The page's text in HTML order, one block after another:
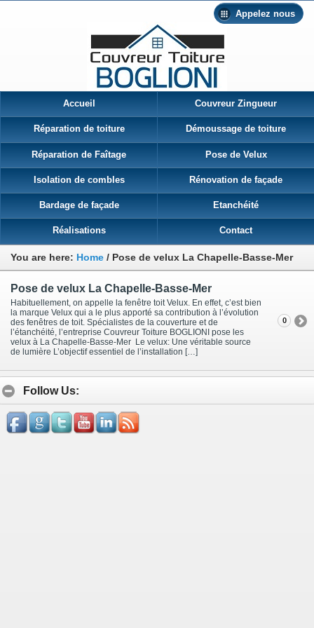
Appelez nous
Accueil Couvreur Zingueur
Réparation de toiture Démoussage de toiture
Réparation de Faîtage Pose de Velux
Isolation de combles Rénovation de façade
Bardage de façade Etanchéité
Réalisations Contact
You are here: Home / Pose de velux La Chapelle-Basse-Mer
Pose de velux La Chapelle-Basse-Mer
Habituellement, on appelle la fenêtre toit Velux. En effet, c’est bien
la marque Velux qui a le plus apporté sa contribution à l’évolution
des fenêtres de toit. Spécialistes de la couverture et de
l’étanchéité, l’entreprise Couvreur Toiture BOGLIONI pose les
velux à La Chapelle-Basse-Mer Le velux: Une véritable source
de lumière L’objectif essentiel de l’installation […]
0
Follow Us: